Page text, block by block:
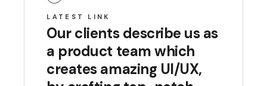
LATEST LINK
Our clients describe us as
a product team which
creates amazing UI/UX,